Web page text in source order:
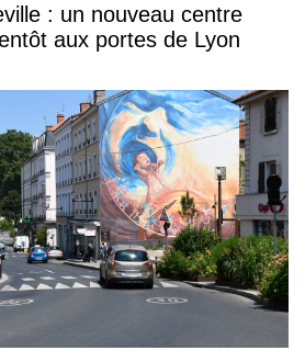
: un nouveau centre
aux portes de Lyon